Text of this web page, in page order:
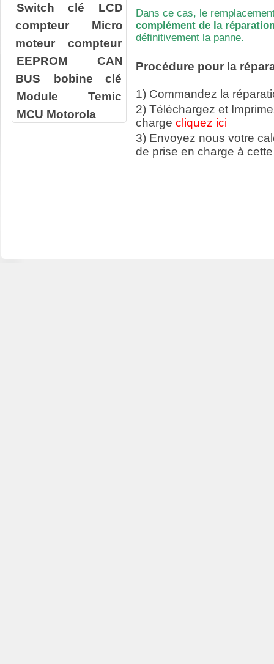
Switch clé
LCD
compteur
Micro
moteur compteur
EEPROM
CAN
BUS
bobine clé
Module Temic
MCU Motorola
Dans ce cas, le
complément de la
définitivement la panne.
Procédure pour la
1) Commandez la
2) Téléchargez et
charge cliquez ici
3) Envoyez nous votre
de prise en charge à